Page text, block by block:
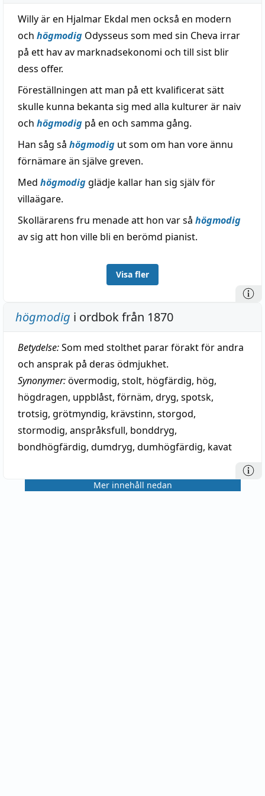
Willy är en Hjalmar Ekdal men också en modern
och högmodig Odysseus som med sin Cheva irrar
på ett hav av marknadsekonomi och till sist blir
dess offer.
Föreställningen att man på ett kvalificerat sätt
skulle kunna bekanta sig med alla kulturer är naiv
och högmodig på en och samma gång.
Han såg så högmodig ut som om han vore ännu
förnämare än själve greven.
Med högmodigglädje kallar han sig själv för
villaägare.
Skollärarens fru menade att hon var så högmodig
av sig att hon ville bli en berömd pianist.
Visa fler
högmodig i ordbok från 1870
Betydelse:Som med stolthet parar förakt för andra
och ansprak på deras ödmjukhet.
Synonymer:övermodig, stolt, högfärdig, hög,
högdragen, uppblåst, förnäm, dryg, spotsk,
trotsig, grötmyndig, krävstinn, storgod,
stormodig, anspråksfull, bonddryg,
bondhögfärdig, dumdryg, dumhögfärdig, kavat
Mer innehåll nedan